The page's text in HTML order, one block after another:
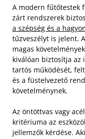
A modern fűtőtestek
zárt rendszerek
a szépség és a
tűzveszélyt is jelent.
magas
kiválóan biztosítja az
tartós működését,
és a füstelvezető
követelménynek.
Az öntöttvas vagy
kritériuma az
jellemzők kérdése.